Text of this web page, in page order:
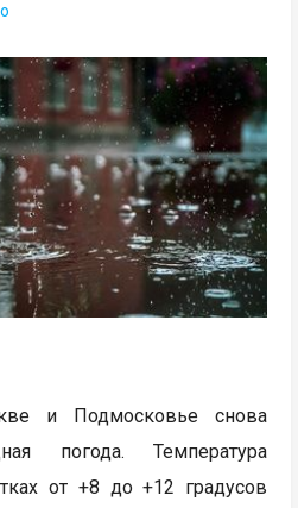
и Подмосковье снова
погода. Температура
от +8 до +12 градусов